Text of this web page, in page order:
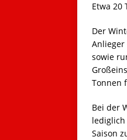
Etwa 20
Der
Anlieger
sowie
Tonnen
Bei der
Saison